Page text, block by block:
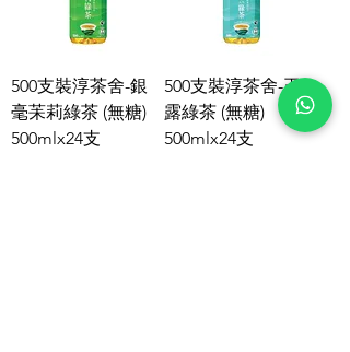
500支裝淳茶舍-銀
毫苿莉綠茶 (無糖)
500mlx24支
500支裝淳茶舍-玉
露綠茶 (無糖)
500mlx24支